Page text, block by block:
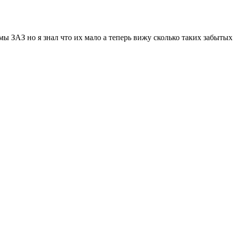
ЗАЗ но я знал что их мало а теперь вижу сколько таких забытых